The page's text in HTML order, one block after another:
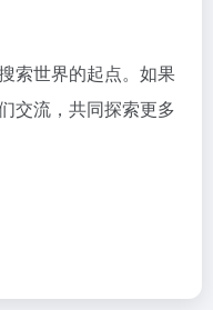
索世界的起点。如果
交流，共同探索更多